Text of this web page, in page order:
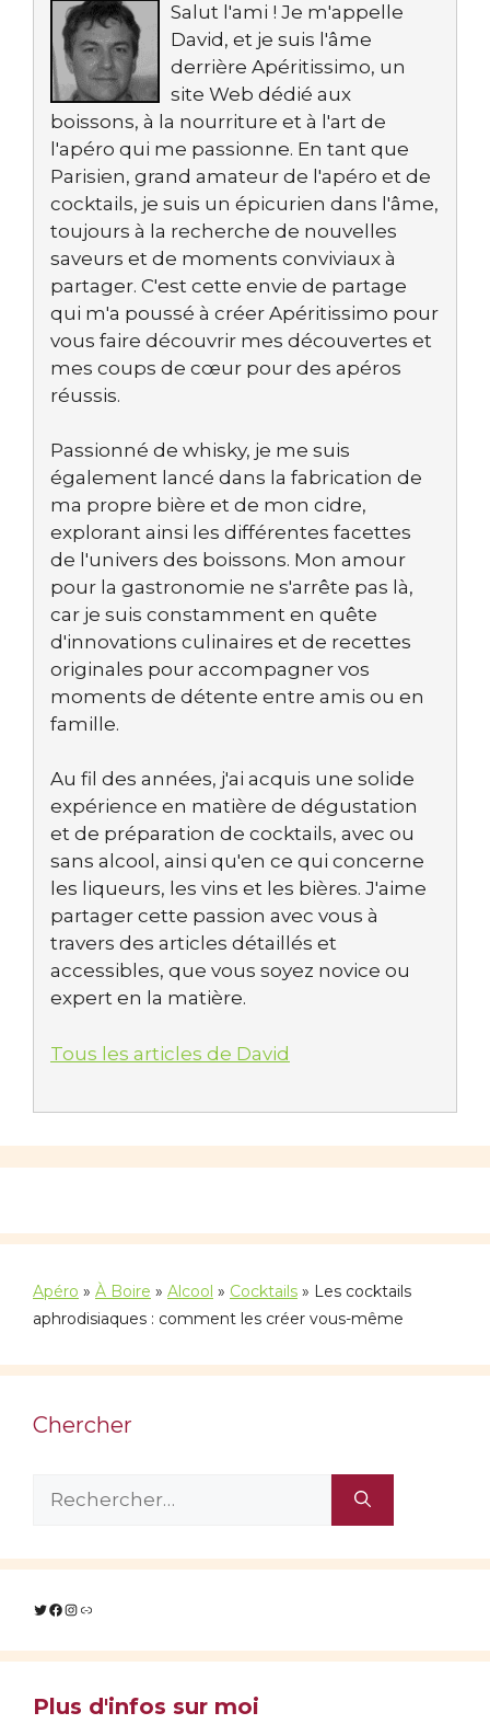
Salut l'ami ! Je m'appelle
David, et je suis l'âme
derrière Apéritissimo, un
site Web dédié aux
boissons, à la nourriture et à l'art de
l'apéro qui me passionne. En tant que
Parisien, grand amateur de l'apéro et de
cocktails, je suis un épicurien dans l'âme,
toujours à la recherche de nouvelles
saveurs et de moments conviviaux à
partager. C'est cette envie de partage
qui m'a poussé à créer Apéritissimo pour
vous faire découvrir mes découvertes et
mes coups de cœur pour des apéros
réussis.
Passionné de whisky, je me suis
également lancé dans la fabrication de
ma propre bière et de mon cidre,
explorant ainsi les différentes facettes
de l'univers des boissons. Mon amour
pour la gastronomie ne s'arrête pas là,
car je suis constamment en quête
d'innovations culinaires et de recettes
originales pour accompagner vos
moments de détente entre amis ou en
famille.
Au fil des années, j'ai acquis une solide
expérience en matière de dégustation
et de préparation de cocktails, avec ou
sans alcool, ainsi qu'en ce qui concerne
les liqueurs, les vins et les bières. J'aime
partager cette passion avec vous à
travers des articles détaillés et
accessibles, que vous soyez novice ou
expert en la matière.
Tous les articles de David
Apéro » À Boire » Alcool » Cocktails » Les cocktails
aphrodisiaques : comment les créer vous-même
Chercher
Rechercher :
Twitter
Facebook
Instagram
Lien
Plus d'infos sur moi